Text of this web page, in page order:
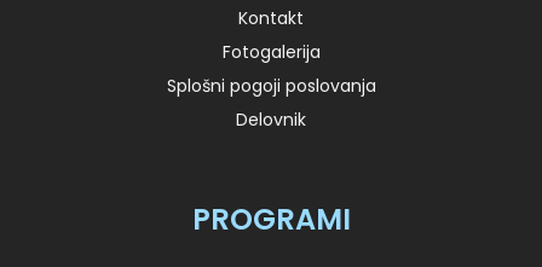
Kontakt
Fotogalerija
Splošni pogoji poslovanja
Delovnik
PROGRAMI